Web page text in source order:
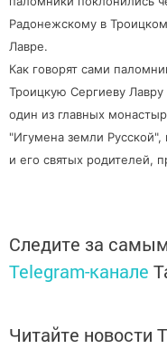
Радонежскому в
Лавре.
Как говорят сами
Троицкую Сергиеву
один из главных
"Игумена земли
и его святых родителей,
Следите за
Telegram-канале
Читайте новости